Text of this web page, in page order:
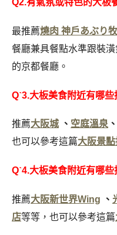
Q2.有氣氛或特色的大板
最推薦燒肉 神戶あぶり
餐廳兼具餐點水準跟裝
的京都餐廳。
Qˋ3.大板美食附近有哪
推薦大阪城 、 空庭溫泉 、
也可以參考這篇大阪景
Qˋ4.大板美食附近有哪
推薦大阪新世界Wing 、
店等等，也可以參考這篇